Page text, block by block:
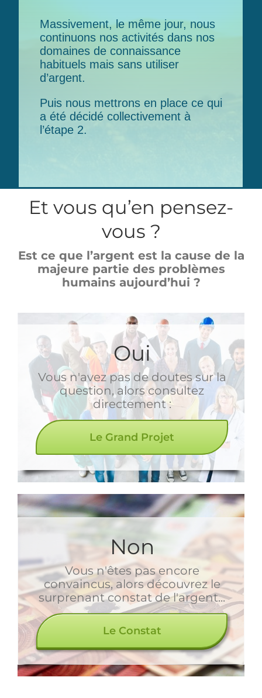
Massivement, le même jour, nous
continuons nos activités dans nos
domaines de connaissance
habituels mais sans utiliser
d’argent.
Puis nous mettrons en place ce qui
a été décidé collectivement à
l’étape 2.
Et vous qu’en pensez-
vous ?
Est ce que l’argent est la cause de la
majeure partie des problèmes
humains aujourd’hui ?
Oui
Vous n'avez pas de doutes sur la
question, alors consultez
directement :
Le Grand Projet
Non
Vous n'êtes pas encore
convaincus, alors découvrez le
surprenant constat de l'argent...
Le Constat